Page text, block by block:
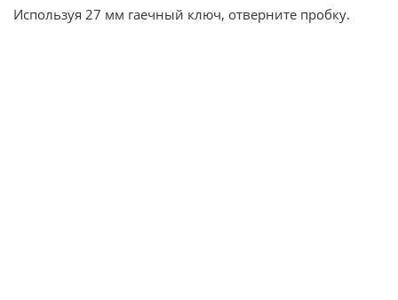
Используя 27 мм гаечный ключ, отверните пробку.